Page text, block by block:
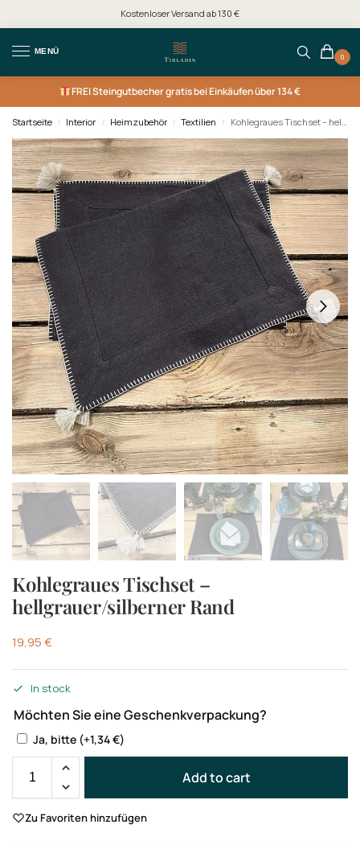
Kostenloser Versand ab 130 €
MENÜ
0
FREISteingutbecher gratis bei Einkäufen über 134 €
Startseite / Interior / Heimzubehör / Textilien / Kohlegraues Tischset – hellgrauer/silberner Rand
Kohlegraues Tischset –
hellgrauer/silberner Rand
19,95€
In stock
Möchten Sie eine Geschenkverpackung?
Ja, bitte (+1,34€)
Add to cart
Zu Favoriten hinzufügen